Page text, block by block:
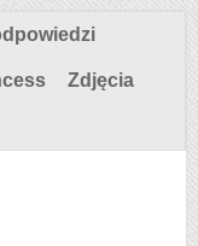
Zdjęcia